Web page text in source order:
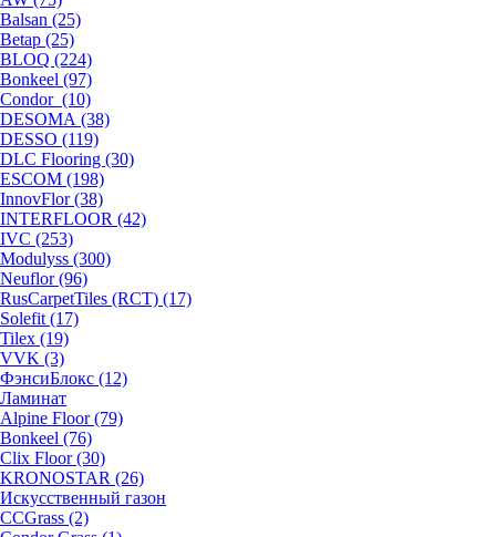
Balsan (25)
Betap (25)
BLOQ (224)
Bonkeel (97)
Condor (10)
DESOMA (38)
DESSO (119)
DLC Flooring (30)
ESCOM (198)
InnovFlor (38)
INTERFLOOR (42)
IVC (253)
Modulyss (300)
Neuflor (96)
RusCarpetTiles (RCT) (17)
Solefit (17)
Tilex (19)
VVK (3)
ФэнсиБлокс (12)
Ламинат
Alpine Floor (79)
Bonkeel (76)
Clix Floor (30)
KRONOSTAR (26)
Искусственный газон
CCGrass (2)